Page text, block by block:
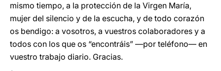
mismo tiempo, a la protección de la Virgen María,
mujer del silencio y de la escucha, y de todo corazón
os bendigo: a vosotros, a vuestros colaboradores y a
todos con los que os “encontráis” —por teléfono— en
vuestro trabajo diario. Gracias.